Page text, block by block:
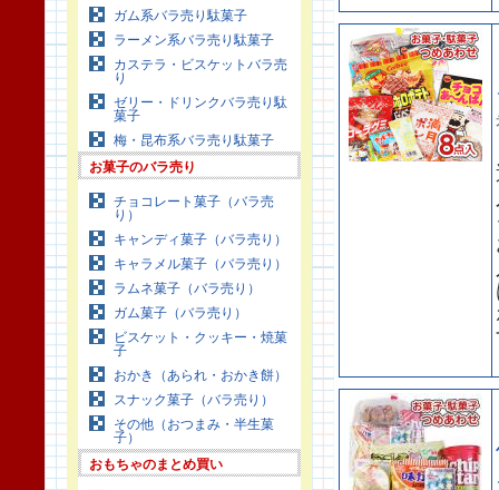
ガム系バラ売り駄菓子
ラーメン系バラ売り駄菓子
カステラ・ビスケットバラ売
り
ゼリー・ドリンクバラ売り駄
菓子
梅・昆布系バラ売り駄菓子
お菓子のバラ売り
チョコレート菓子（バラ売
り）
キャンディ菓子（バラ売り）
キャラメル菓子（バラ売り）
ラムネ菓子（バラ売り）
ガム菓子（バラ売り）
ビスケット・クッキー・焼菓
子
おかき（あられ・おかき餅）
スナック菓子（バラ売り）
その他（おつまみ・半生菓
子）
おもちゃのまとめ買い